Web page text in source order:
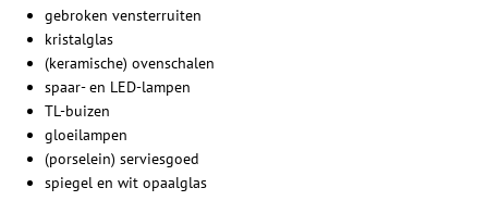
gebroken vensterruiten
kristalglas
(keramische) ovenschalen
spaar- en LED-lampen
TL-buizen
gloeilampen
(porselein) serviesgoed
spiegel en wit opaalglas